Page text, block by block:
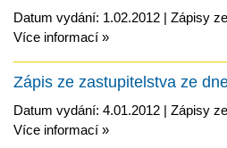
Datum vydání: 1.02.2012 | Zápisy
Více informací »
Zápis ze zastupitelstva ze
Datum vydání: 4.01.2012 | Zápisy
Více informací »